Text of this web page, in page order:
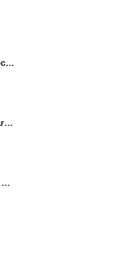
Nova Parceria Ecoceno
V Compass Culinary Cup Iberia
Grandes Sabores, Sem Desperdício – Volume 2